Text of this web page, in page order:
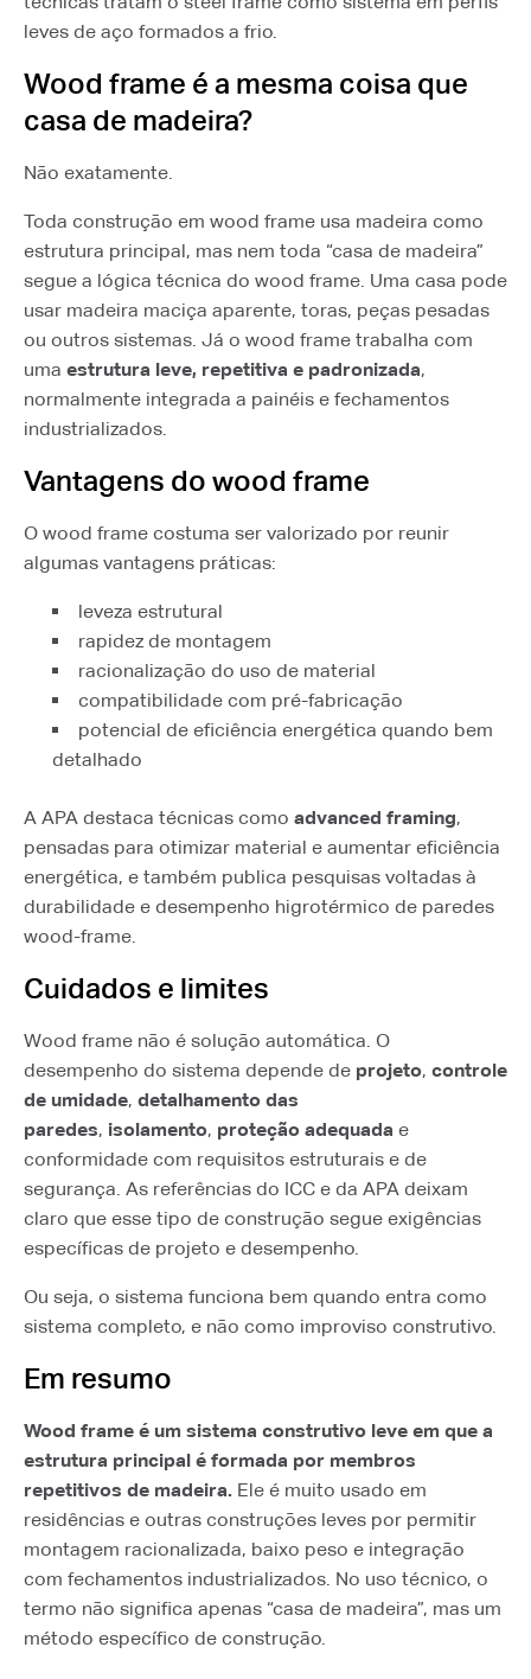
leves de aço formados a frio.
Wood frame é a mesma coisa que
casa de madeira?
Não exatamente.
Toda construção em wood frame usa madeira como
estrutura principal, mas nem toda “casa de madeira”
segue a lógica técnica do wood frame. Uma casa pode
usar madeira maciça aparente, toras, peças pesadas
ou outros sistemas. Já o wood frame trabalha com
uma estrutura leve, repetitiva e padronizada,
normalmente integrada a painéis e fechamentos
industrializados.
Vantagens do wood frame
O wood frame costuma ser valorizado por reunir
algumas vantagens práticas:
leveza estrutural
rapidez de montagem
racionalização do uso de material
compatibilidade com pré-fabricação
potencial de eficiência energética quando bem
detalhado
A APA destaca técnicas como advanced framing,
pensadas para otimizar material e aumentar eficiência
energética, e também publica pesquisas voltadas à
durabilidade e desempenho higrotérmico de paredes
wood-frame.
Cuidados e limites
Wood frame não é solução automática. O
desempenho do sistema depende de projeto, controle
de umidade, detalhamento das
paredes, isolamento, proteção adequada e
conformidade com requisitos estruturais e de
segurança. As referências do ICC e da APA deixam
claro que esse tipo de construção segue exigências
específicas de projeto e desempenho.
Ou seja, o sistema funciona bem quando entra como
sistema completo, e não como improviso construtivo.
Em resumo
Wood frame é um sistema construtivo leve em que a
estrutura principal é formada por membros
repetitivos de madeira. Ele é muito usado em
residências e outras construções leves por permitir
montagem racionalizada, baixo peso e integração
com fechamentos industrializados. No uso técnico, o
termo não significa apenas “casa de madeira”, mas um
método específico de construção.